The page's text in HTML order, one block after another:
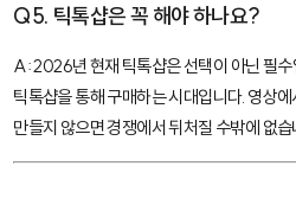
Q5. 틱톡샵은 꼭 해야 하나요?
A: 2026년 현재 틱톡샵은 선택이 아닌 필
틱톡샵을 통해 구매하는 시대입니다. 영상
만들지 않으면 경쟁에서 뒤처질 수밖에 없습